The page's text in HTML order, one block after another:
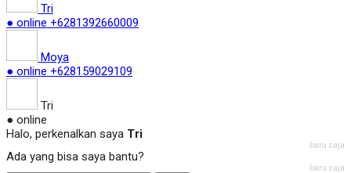
Tri
● online +6281392660009
Moya
● online +628159029109
Tri
● online
Halo, perkenalkan saya Tri
baru saja
Ada yang bisa saya bantu?
baru saja